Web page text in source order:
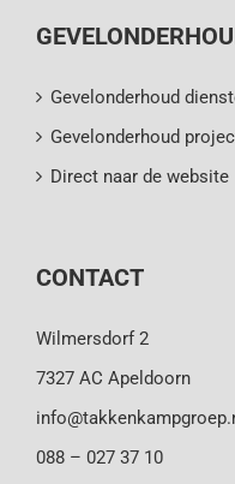
Gevelonderhoud
Gevelonderhoud
Direct naar de website
CONTACT
Wilmersdorf 2
7327 AC Apeldoorn
088 – 027 37 10